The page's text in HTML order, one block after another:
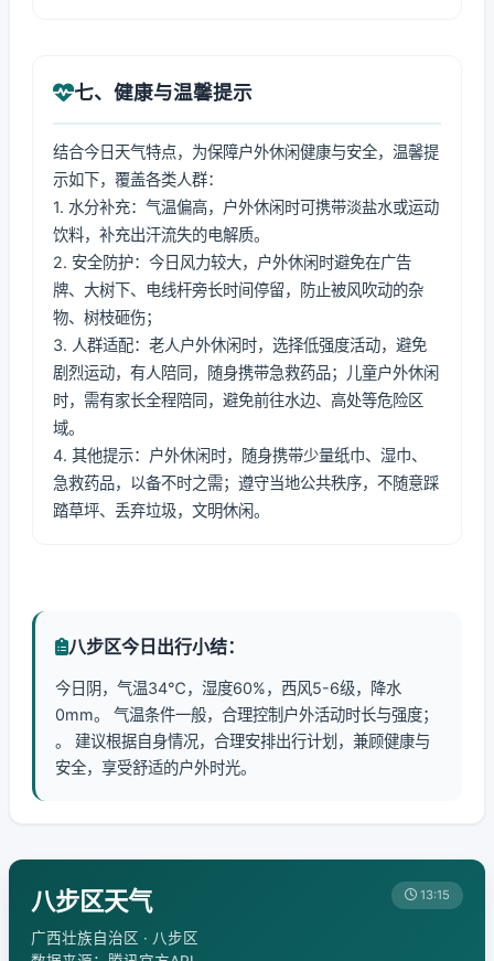
七、健康与温馨提示
结合今日天气特点，为保障户外休闲健康与安全，温馨提
示如下，覆盖各类人群：
1. 水分补充：气温偏高，户外休闲时可携带淡盐水或运动
饮料，补充出汗流失的电解质。
2. 安全防护：今日风力较大，户外休闲时避免在广告
牌、大树下、电线杆旁长时间停留，防止被风吹动的杂
物、树枝砸伤；
3. 人群适配：老人户外休闲时，选择低强度活动，避免
剧烈运动，有人陪同，随身携带急救药品；儿童户外休闲
时，需有家长全程陪同，避免前往水边、高处等危险区
域。
4. 其他提示：户外休闲时，随身携带少量纸巾、湿巾、
急救药品，以备不时之需；遵守当地公共秩序，不随意踩
踏草坪、丢弃垃圾，文明休闲。
八步区今日出行小结：
今日阴，气温34℃，湿度60%，西风5-6级，降水
0mm。 气温条件一般，合理控制户外活动时长与强度；
。 建议根据自身情况，合理安排出行计划，兼顾健康与
安全，享受舒适的户外时光。
八步区天气
广西壮族自治区 · 八步区
13:15